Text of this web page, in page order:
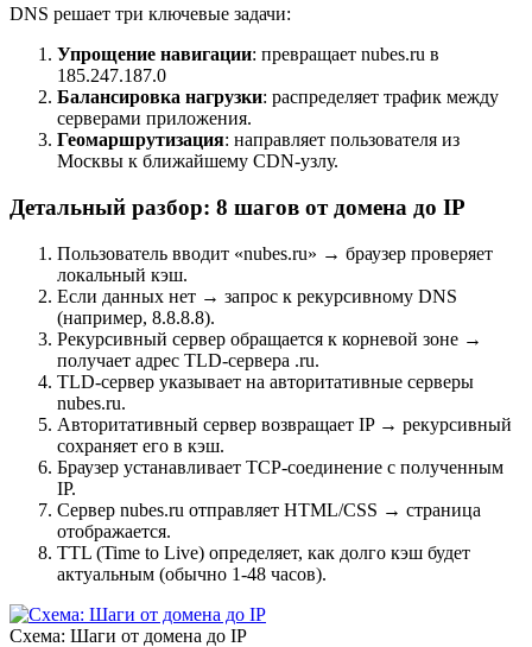
DNS решает три ключевые задачи:
Упрощение навигации: превращает nubes.ru в
185.247.187.0
Балансировка нагрузки: распределяет трафик между
серверами приложения.
Геомаршрутизация: направляет пользователя из
Москвы к ближайшему CDN-узлу.
Детальный разбор: 8 шагов от домена до IP
Пользователь вводит «nubes.ru» → браузер проверяет
локальный кэш.
Если данных нет → запрос к рекурсивному DNS
(например, 8.8.8.8).
Рекурсивный сервер обращается к корневой зоне →
получает адрес TLD-сервера .ru.
TLD-сервер указывает на авторитативные серверы
nubes.ru.
Авторитативный сервер возвращает IP → рекурсивный
сохраняет его в кэш.
Браузер устанавливает TCP-соединение с полученным
IP.
Сервер nubes.ru отправляет HTML/CSS → страница
отображается.
TTL (Time to Live) определяет, как долго кэш будет
актуальным (обычно 1-48 часов).
Схема: Шаги от домена до IP